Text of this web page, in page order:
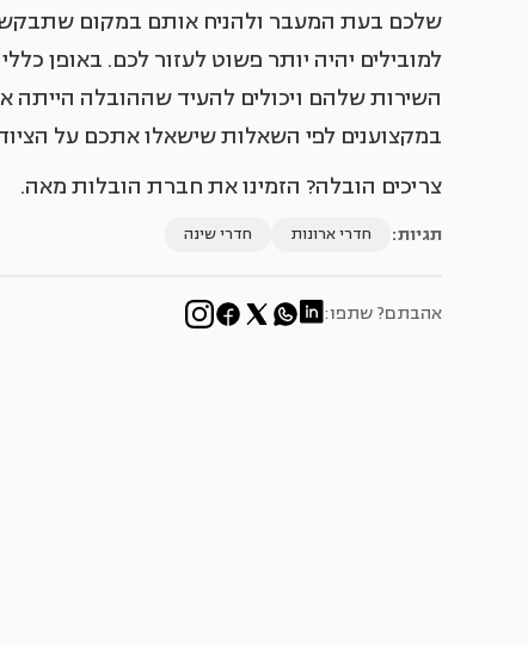
שלכם בעת המעבר ולהניח אותם במקום
למובילים יהיה יותר פשוט לעזור לכם. באופן
השירות שלהם ויכולים להעיד שההובלה הייתה
במקצוענים לפי השאלות שישאלו אתכם על
צריכים הובלה? הזמינו אתחברת הובלות מאה.
תגיות: חדרי ארונות חדרי שינה
אהבתם? שתפו: